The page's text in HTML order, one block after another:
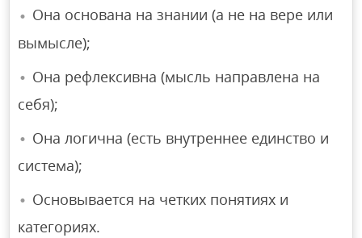
Она основана на знании (а не на вере или
вымысле);
Она рефлексивна (мысль направлена на
себя);
Она логична (есть внутреннее единство и
система);
Основывается на четких понятиях и
категориях.